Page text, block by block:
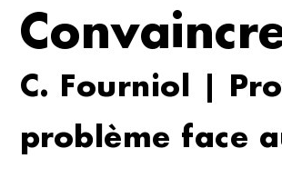
C. Fourniol |
problème face